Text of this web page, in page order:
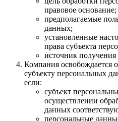
правовое основание;
предполагаемые
данных;
установленные
права субъекта
источник
Компания освобождается
субъекту персональных
если:
субъект
осуществлении
данных
персональные